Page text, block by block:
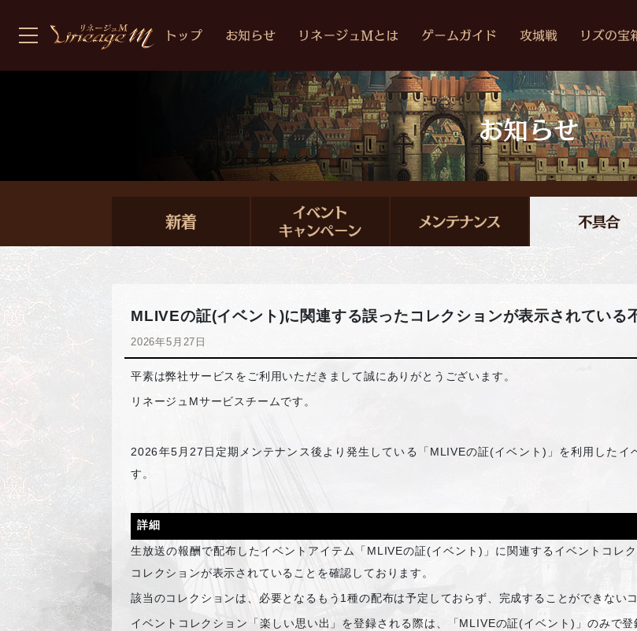
MLIVEの証(イベント)に関連する誤ったコレクションが表示されている
2026年5月27日
平素は弊社サービスをご利用いただきまして誠にありがとうございます。
リネージュMサービスチームです。
2026年5月27日定期メンテナンス後より発生している「MLIVEの証(イベント)」を利用したイ
す。
詳細
生放送の報酬で配布したイベントアイテム「MLIVEの証(イベント)」に関連するイベントコレ
コレクションが表示されていることを確認しております。
該当のコレクションは、必要となるもう1種の配布は予定しておらず、完成することができない
イベントコレクション「楽しい思い出」を登録される際は、「MLIVEの証(イベント)」のみで